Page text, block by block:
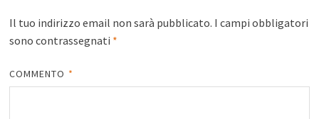
Il tuo indirizzo email non sarà pubblicato. I campi obbligatori
sono contrassegnati *
COMMENTO *